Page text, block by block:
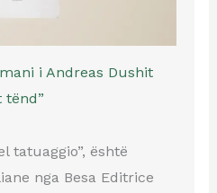
i Andreas Dushit
tënd”
tatuaggio”, është
nga Besa Editrice